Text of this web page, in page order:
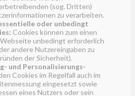
(sog. Dritten)
zu verarbeiten.
oder unbedingt
Cookies können zum einen
unbedingt erforderlich
andere Nutzereingaben zu
der Sicherheit).
und Personalisierungs-
Cookies im Regelfall auch im
eingesetzt sowie
eines Nutzers oder sein